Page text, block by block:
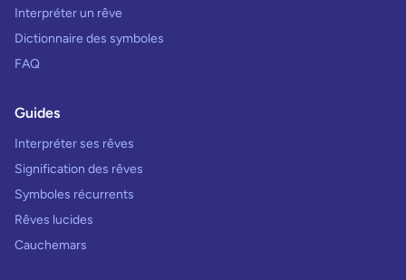
Interpréter un rêve
Dictionnaire des symboles
FAQ
Guides
Interpréter ses rêves
Signification des rêves
Symboles récurrents
Rêves lucides
Cauchemars